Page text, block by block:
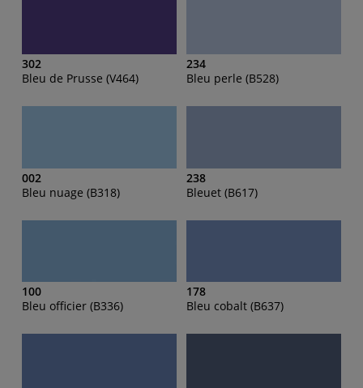
302
Bleu de Prusse (V464)
234
Bleu perle (B528)
002
Bleu nuage (B318)
238
Bleuet (B617)
100
Bleu officier (B336)
178
Bleu cobalt (B637)